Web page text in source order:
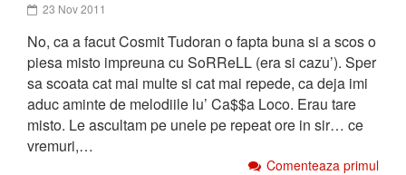
23 Nov 2011
No, ca a facut Cosmit Tudoran o fapta buna si a scos o
piesa misto impreuna cu SoRReLL (era si cazu’). Sper
sa scoata cat mai multe si cat mai repede, ca deja imi
aduc aminte de melodiile lu’ Ca$$a Loco. Erau tare
misto. Le ascultam pe unele pe repeat ore in sir… ce
vremuri,…
Comenteaza primul